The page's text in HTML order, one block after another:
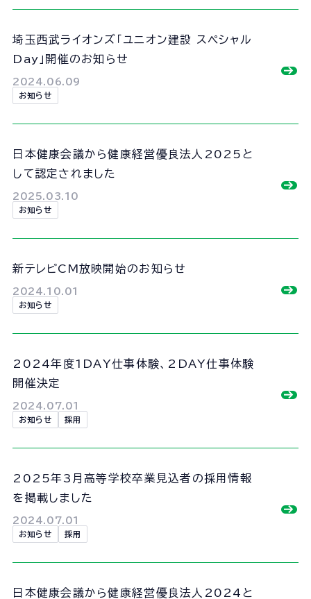
埼玉西武ライオンズ「ユニオン建設 スペシャル
Day」開催のお知らせ
2024.06.09
お知らせ
日本健康会議から健康経営優良法人2025と
して認定されました
2025.03.10
お知らせ
新テレビCM放映開始のお知らせ
2024.10.01
お知らせ
2024年度1DAY仕事体験、2DAY仕事体験
開催決定
2024.07.01
お知らせ 採用
2025年3月高等学校卒業見込者の採用情報
を掲載しました
2024.07.01
お知らせ 採用
日本健康会議から健康経営優良法人2024と